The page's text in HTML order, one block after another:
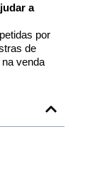
a
por
de
venda